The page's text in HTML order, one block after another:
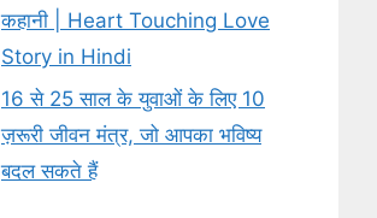
कहानी | Heart Touching Love
Story in Hindi
16 से 25 साल के युवाओं के लिए 10
ज़रूरी जीवन मंत्र, जो आपका भविष्य
बदल सकते हैं